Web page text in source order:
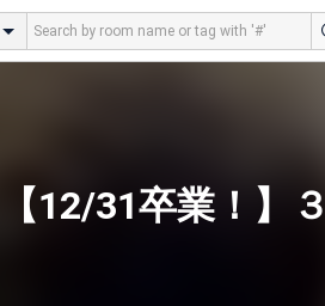
【12/31卒業！】